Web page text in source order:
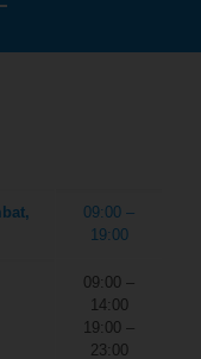
09:00 –
19:00
09:00 –
14:00
19:00 –
23:00